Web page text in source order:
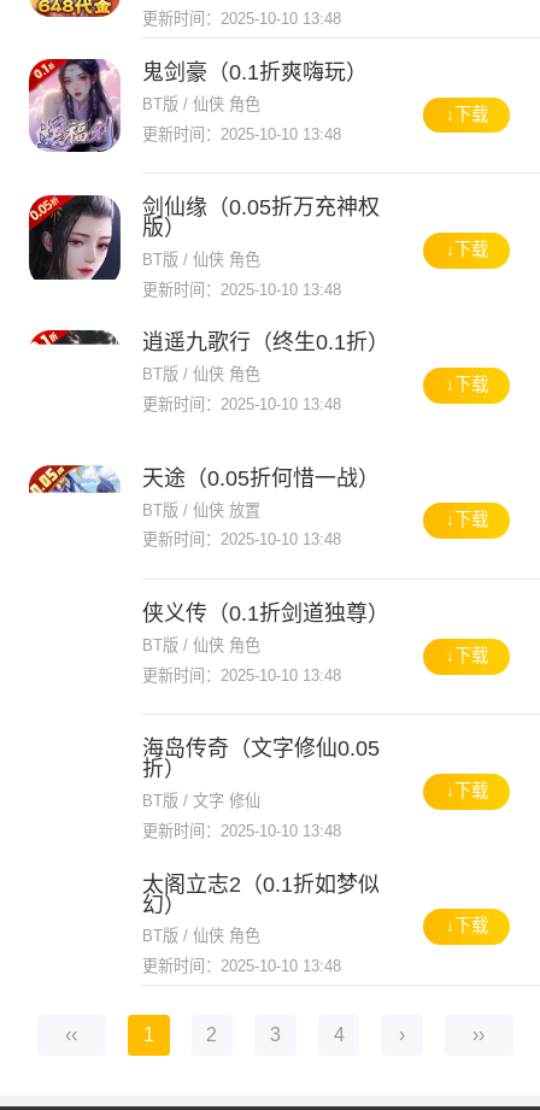
更新时间：2025-10-10 13:48
鬼剑豪（0.1折爽嗨玩）
BT版 / 仙侠 角色
更新时间：2025-10-10 13:48
↓下载
剑仙缘（0.05折万充神权
版）
BT版 / 仙侠 角色
更新时间：2025-10-10 13:48
↓下载
逍遥九歌行（终生0.1折）
BT版 / 仙侠 角色
更新时间：2025-10-10 13:48
↓下载
天途（0.05折何惜一战）
BT版 / 仙侠 放置
更新时间：2025-10-10 13:48
↓下载
侠义传（0.1折剑道独尊）
BT版 / 仙侠 角色
更新时间：2025-10-10 13:48
↓下载
海岛传奇（文字修仙0.05
折）
BT版 / 文字 修仙
更新时间：2025-10-10 13:48
↓下载
太阁立志2（0.1折如梦似
幻）
BT版 / 仙侠 角色
更新时间：2025-10-10 13:48
↓下载
‹‹ 1 2 3 4 › ››